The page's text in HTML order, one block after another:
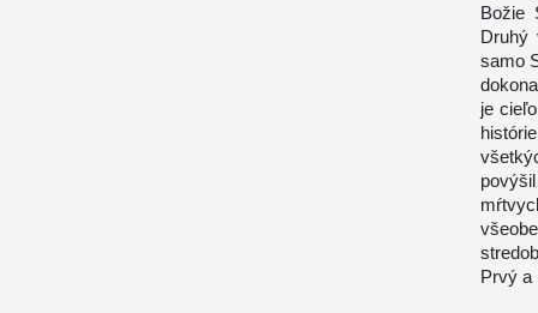
Božie
Druhý
samo
je
Prvý a